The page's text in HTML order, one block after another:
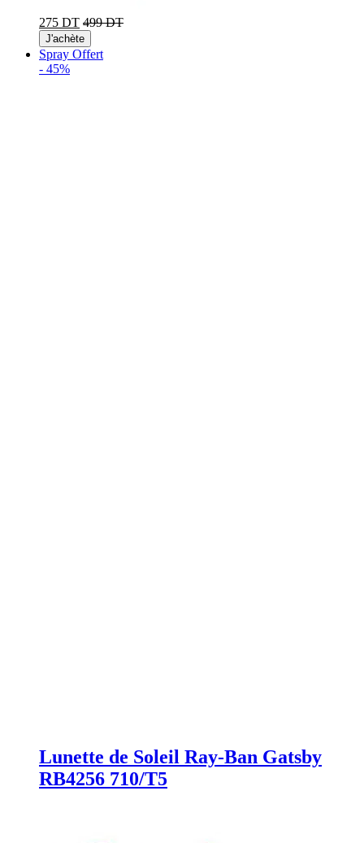
275 DT 499 DT
J'achète
Spray Offert
- 45%
Lunette de Soleil Ray-Ban Gatsby
RB4256 710/T5